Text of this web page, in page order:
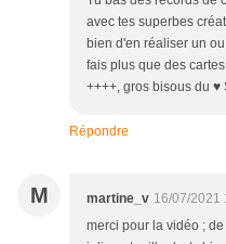
avec tes superbes
bien d'en réaliser un
fais plus que des
++++, gros bisous du ♥
Répondre
M martine_v 16/07/2021
merci pour la vidéo ;